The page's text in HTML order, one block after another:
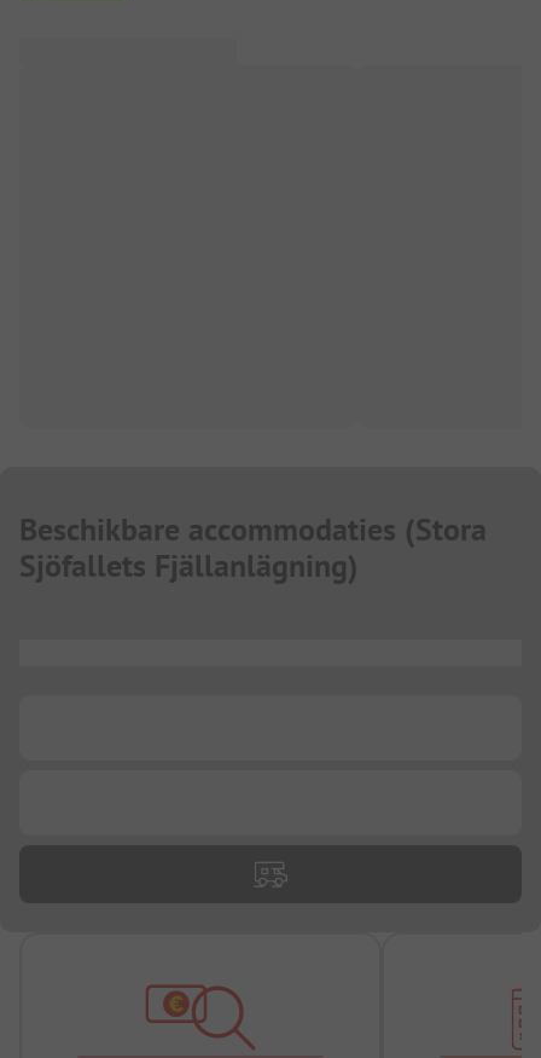
Beschikbare accommodaties (Stora
Sjöfallets Fjällanlägning)